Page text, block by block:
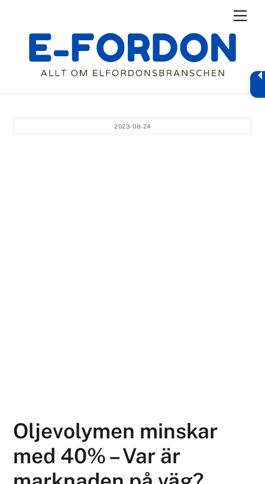
content
2023-08-24
Oljevolymen minskar
med 40% – Var är